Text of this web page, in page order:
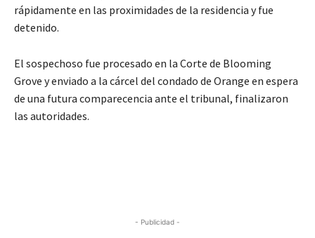
rápidamente en las proximidades de la residencia y fue
detenido.
El sospechoso fue procesado en la Corte de Blooming
Grove y enviado a la cárcel del condado de Orange en espera
de una futura comparecencia ante el tribunal, finalizaron
las autoridades.
- Publicidad -